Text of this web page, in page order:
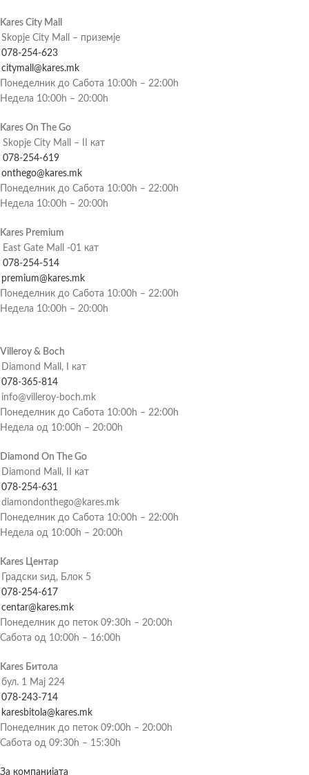
Kares City Mall
Skopje City Mall – приземје
078-254-623
citymall@kares.mk
Понеделник до Сабота 10:00h – 22:00h
Недела 10:00h – 20:00h
Kares On The Go
Skopje City Mall – II кат
078-254-619
onthego@kares.mk
Понеделник до Сабота 10:00h – 22:00h
Недела 10:00h – 20:00h
Kares Premium
East Gate Mall -01 кат
078-254-514
premium@kares.mk
Понеделник до Сабота 10:00h – 22:00h
Недела 10:00h – 20:00h
Villeroy & Boch
Diamond Mall, I кат
078-365-814
info@villeroy-boch.mk
Понеделник до Сабота 10:00h – 22:00h
Недела од 10:00h – 20:00h
Diamond On The Go
Diamond Mall, II кат
078-254-631
diamondonthego@kares.mk
Понеделник до Сабота 10:00h – 22:00h
Недела од 10:00h – 20:00h
Kares Центар
Градски ѕид, Блок 5
078-254-617
centar@kares.mk
Понеделник до петок 09:30h – 20:00h
Сабота од 10:00h – 16:00h
Kares Битола
бул. 1 Мај 224
078-243-714
karesbitola@kares.mk
Понеделник до петок 09:00h – 20:00h
Сабота од 09:30h – 15:30h
За компанијата